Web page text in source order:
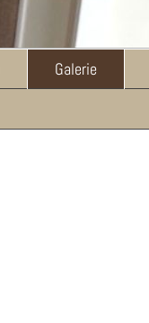
Galerie